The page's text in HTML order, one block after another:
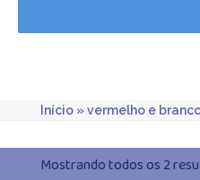
Início»vermelho e
Mostrando todos os 2